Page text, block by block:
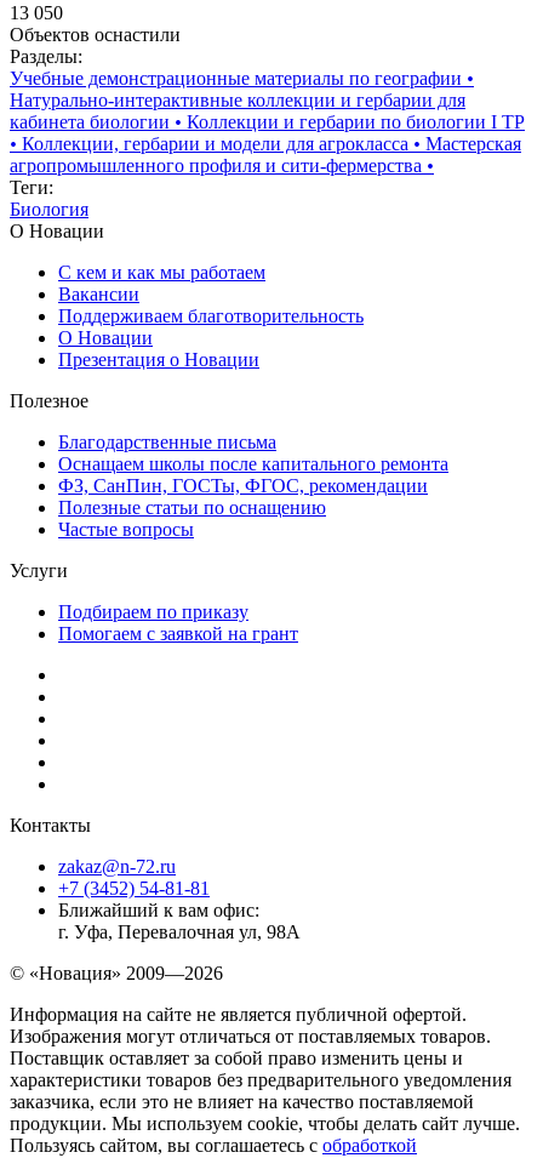
13 050
Объектов оснастили
Разделы:
Учебные демонстрационные материалы по географии •
Натурально-интерактивные коллекции и гербарии для
кабинета биологии • Коллекции и гербарии по биологии I ТР
• Коллекции, гербарии и модели для агрокласса • Мастерская
агропромышленного профиля и сити-фермерства •
Теги:
Биология
О Новации
С кем и как мы работаем
Вакансии
Поддерживаем благотворительность
О Новации
Презентация о Новации
Полезное
Благодарственные письма
Оснащаем школы после капитального ремонта
ФЗ, СанПин, ГОСТы, ФГОС, рекомендации
Полезные статьи по оснащению
Частые вопросы
Услуги
Подбираем по приказу
Помогаем с заявкой на грант
Контакты
zakaz@n-72.ru
+7 (3452) 54-81-81
Ближайший к вам офис:
г. Уфа, Перевалочная ул, 98А
© «Новация» 2009—2026
Информация на сайте не является публичной офертой.
Изображения могут отличаться от поставляемых товаров.
Поставщик оставляет за собой право изменить цены и
характеристики товаров без предварительного уведомления
заказчика, если это не влияет на качество поставляемой
продукции. Мы используем cookie, чтобы делать сайт лучше.
Пользуясь сайтом, вы соглашаетесь с обработкой